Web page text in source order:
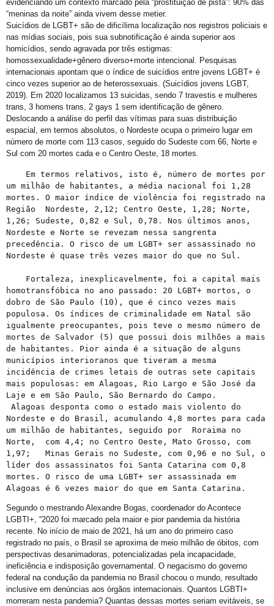
MuSex: coleção particular mostra fenômenos da vida sexual no mundo
PrEP: quem mais acessa são homens gays, brancos com maior grau de escolaridade
O Globo: ‘Me sinto maravilhoso’, diz paciente curado do HIV com tratamento raro; leia entrevista
O Museu de Arte da Bahia (MAB) receberá no dia 25 de abril, às 18h, a exibição gratuita do documentário “Cassandra Rios: A Safo de Perdizes”
Viver LGBT Além (60+)
Quem perde quando os homens não choram?
Gays se casam em Camaçari na Bahia
Você conhece a (PrEP)? Revele!
impressionante da história do movimento pelos direitos das pessoas LGBT+
Pesquisa realizada pelo PoderData em 2024, 70% dos brasileiros acreditam que existe homofobia no país
Discriminação e preconceito no ambiente de trabalho podem impactar na saúde mental dos profissionais afetados
Brasil se destaca pela maior cobertura de PreP na região das Américas
GGB pede atenção da SSP aos ataques violentos no Jardim dos Namorados a Gays
Gays querem direito de frequentar praia de naturismo na Bahia
As dez coisas babado que o gay deve se lembrar de perguntar quando for ao médico
Grupo Gay da Bahia está com site super fresquinho no ar pra você
GGB quer saber sua opinião sobre serviço doméstico por trabalhadores LGBT+
A Conquista da Sala do Peão “Nudismo”
evidenciando um contexto marcado pela “prostituição de pista”: 90% das
“meninas da noite” ainda vivem desse metier.
Suicídios de LGBT+ são de dificílima localização nos registros policiais e
nas mídias sociais, pois sua subnotificação é ainda superior aos
homicídios, sendo agravada por três estigmas:
homossexualidade+gênero diverso+morte intencional. Pesquisas
internacionais apontam que o índice de suicídios entre jovens LGBT+ é
cinco vezes superior ao de heterossexuais. (Suicídios jovens LGBT,
2019). Em 2020 localizamos 13 suicidas, sendo 7 travestis e mulheres
trans, 3 homens trans, 2 gays 1 sem identificação de gênero.
Deslocando a análise do perfil das vítimas para suas distribuição
espacial, em termos absolutos, o Nordeste ocupa o primeiro lugar em
número de morte com 113 casos, seguido do Sudeste com 66, Norte e
Sul com 20 mortes cada e o Centro Oeste, 18 mortes.
um milhão de habitantes, a média nacional foi 1,28
mortes. O maior índice de violência foi registrado na
Região  Nordeste, 2,12; Centro Oeste, 1,28; Norte,
1,26; Sudeste, 0,82 e Sul, 0,78. Nos últimos anos,
Nordeste e Norte se revezam nessa sangrenta
precedência. O risco de um LGBT+ ser assassinado no
Nordeste é quase três vezes maior do que no Sul.
homotransfóbica no ano passado: 20 LGBT+ mortos, o
dobro de São Paulo (10), que é cinco vezes mais
populosa. Os índices de criminalidade em Natal são
igualmente preocupantes, pois teve o mesmo número de
mortes de Salvador (5) que possui dois milhões a mais
de habitantes. Pior ainda é a situação de alguns
municípios interioranos que tiveram a mesma
incidência de crimes letais de outras sete capitais
mais populosas: em Alagoas, Rio Largo e São José da
Laje e em São Paulo, São Bernardo do Campo.
Nordeste e do Brasil, acumulando 4,8 mortes para cada
um milhão de habitantes, seguido por  Roraima no
Norte,  com 4,4; no Centro Oeste, Mato Grosso, com
1,97;   Minas Gerais no Sudeste, com 0,96 e no Sul, o
líder dos assassinatos foi Santa Catarina com 0,8
mortes. O risco de uma LGBT+ ser assassinada em
Alagoas é 6 vezes maior do que em Santa Catarina.
Segundo o mestrando Alexandre Bogas, coordenador do Acontece
LGBTI+, “2020 foi marcado pela maior e pior pandemia da história
recente. No início de maio de 2021, há um ano do primeiro caso
registrado no país, o Brasil se aproxima de meio milhão de óbitos, com
perspectivas desanimadoras, potencializadas pela incapacidade,
ineficiência e indisposição governamental. O negacismo do governo
federal na condução da pandemia no Brasil chocou o mundo, resultado
inclusive em denúncias aos órgãos internacionais. Quantos LGBTI+
morreram nesta pandemia? Quantas dessas mortes seriam evitáveis, se